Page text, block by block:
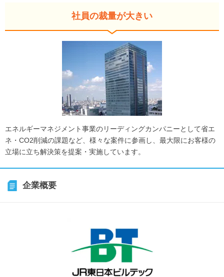
社員の裁量が大きい
エネルギーマネジメント事業のリーディングカンパニーとして省エ
ネ・CO2削減の課題など、様々な案件に参画し、最大限にお客様の
立場に立ち解決策を提案・実施しています。
企業概要